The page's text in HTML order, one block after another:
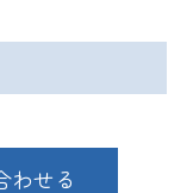
わせる